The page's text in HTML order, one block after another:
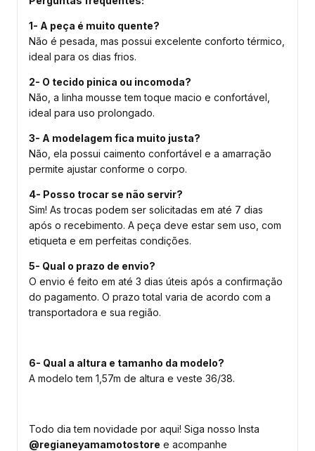
1- A peça é muito quente?
Não é pesada, mas possui excelente conforto térmico,
ideal para os dias frios.
2- O tecido pinica ou incomoda?
Não, a linha mousse tem toque macio e confortável,
ideal para uso prolongado.
3- A modelagem fica muito justa?
Não, ela possui caimento confortável e a amarração
permite ajustar conforme o corpo.
4- Posso trocar se não servir?
Sim! As trocas podem ser solicitadas em até 7 dias
após o recebimento. A peça deve estar sem uso, com
etiqueta e em perfeitas condições.
5- Qual o prazo de envio?
O envio é feito em até 3 dias úteis após a confirmação
do pagamento. O prazo total varia de acordo com a
transportadora e sua região.
6- Qual a altura e tamanho da modelo?
A modelo tem 1,57m de altura e veste 36/38.
Todo dia tem novidade por aqui! Siga nosso Insta
@regianeyamamotostore e acompanhe